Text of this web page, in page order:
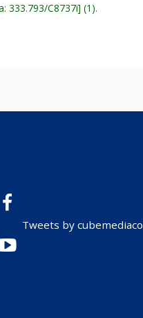
333.793/C8737i (1).
Tweets by cubemediaco